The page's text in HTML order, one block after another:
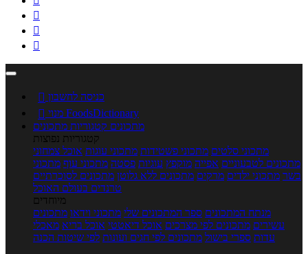



 כניסה לחשבון

מנוי FoodsDictionary
מתכונים קטגוריות מתכונים
קטגוריות נפוצות
מתכוני סלטים מתכוני פשטידות מתכוני עוגות אוכל צמחוני
מתכונים לטבעוניים אפייה מוקפץ עוגיות פסטה מתכוני עוף מתכוני
בשר מתכוני ילדים מרקים מתכונים ללא גלוטן מתכונים לסוכרתיים
טרנדים בעולם האוכל
מיוחדים
מנתח המתכונים ספר המתכונים שלי מתכוני וידאו מתכונים
עשירים מתכונים לפי מצרכים אוכל דיאטטי אוכל בריא מאכלי
עדות ספרי בישול מתכונים לפי חגים ועונות לפי שיטות הכנה